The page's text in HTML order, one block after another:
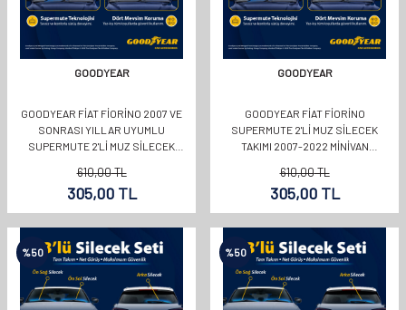
GOODYEAR
GOODYEAR FIAT FIORINO 2007 VE
SONRASI YILLAR UYUMLU
SUPERMUTE 2'LI MUZ SILECEK
610,00TL
305,00TL
GOODYEAR
GOODYEAR FIAT FIORINO
SUPERMUTE 2'LI MUZ SILECEK
TAKIMI 2007-2022 MINIVAN
610,00TL
305,00TL
%50 %50